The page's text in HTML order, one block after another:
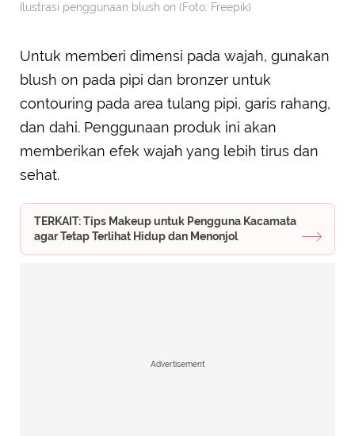
Ilustrasi penggunaan blush on (Foto: Freepik)
Untuk memberi dimensi pada wajah, gunakan
blush on pada pipi dan bronzer untuk
contouring pada area tulang pipi, garis rahang,
dan dahi. Penggunaan produk ini akan
memberikan efek wajah yang lebih tirus dan
sehat.
TERKAIT: Tips Makeup untuk Pengguna Kacamata
agar Tetap Terlihat Hidup dan Menonjol
Advertisement